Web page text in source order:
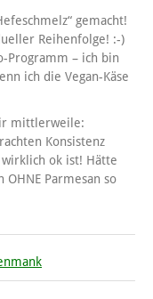
gemacht!
Reihenfolge! :-)
Programm – ich bin
ich die Vegan-Käse
mittlerweile:
Konsistenz
ok ist! Hätte
OHNE Parmesan so